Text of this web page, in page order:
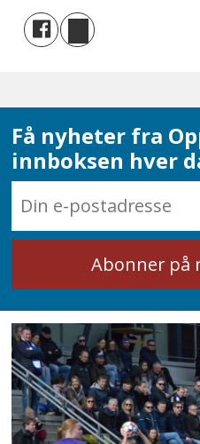
Få nyheter fra
innboksen hver